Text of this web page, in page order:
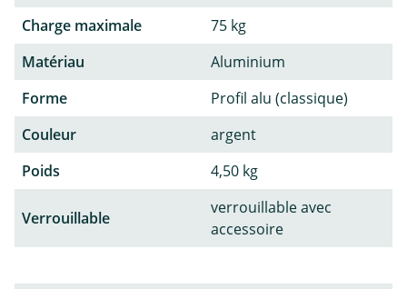
Charge maximale
75 kg
Matériau
Aluminium
Forme
Profil alu (classique)
Couleur
argent
Poids
4,50 kg
Verrouillable
verrouillable avec
accessoire